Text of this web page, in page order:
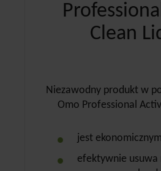
Clean
Niezawodny produkt w
Omo Professional
jest
efektywnie